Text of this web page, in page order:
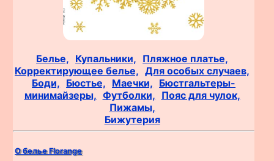
Белье, Купальники, Пляжное платье,
Корректирующее белье, Для особых случаев,
Боди, Бюстье, Маечки, Бюстгальтеры-
минимайзеры, Футболки, Пояс для чулок,
Пижамы,
Бижутерия
О белье Florange